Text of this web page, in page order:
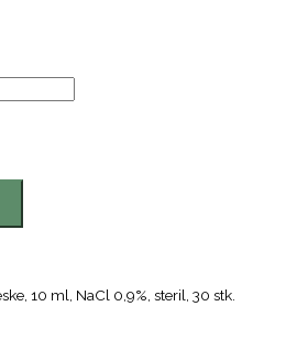
10 ml, NaCl 0,9%, steril, 30 stk.